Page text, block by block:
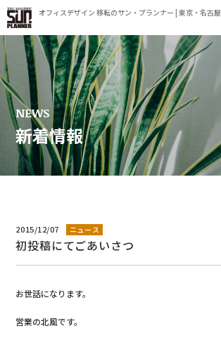
オフィスデザイン 移転のサン・プランナー | 東京・名古屋
新着情報
トップページ
施工実績
事業内容
コンセプト
会社情報
ビルオーナー様へ
NEWS
新着情報
2015/12/07 ニュース
初投稿にてごあいさつ
お世話になります。
営業の北風です。